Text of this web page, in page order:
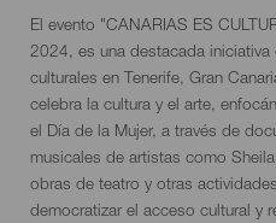
Descripción
del
evento
El evento "CANARIAS ES
2024, es una destacada iniciativa
culturales en Tenerife, Gran
celebra la cultura y el arte,
el Día de la Mujer, a través de
musicales de artistas como
obras de teatro y otras
democratizar el acceso cultural y